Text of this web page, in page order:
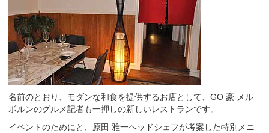
名前のとおり、モダンな和食を提供するお店として、GO 豪 メル
ボルンのグルメ記者も一押しの新しいレストランです。
イベントのためにと、原田 雅一ヘッドシェフが考案した特別メニ